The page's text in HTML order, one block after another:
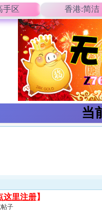
手区 香港:简洁
当
这里注册】
子